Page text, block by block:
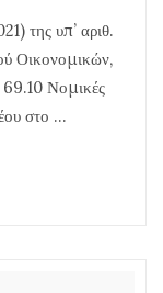
της υπ’ αριθ.
Οικονομικών,
69.10 Νομικές
στο ...